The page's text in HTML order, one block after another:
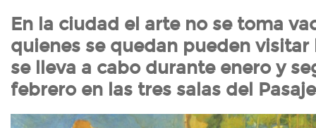
En la ciudad el arte no se toma
quienes se quedan pueden
se lleva a cabo durante enero y
febrero en las tres salas del